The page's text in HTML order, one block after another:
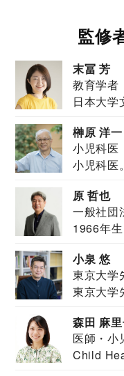
監修
末冨 芳
教育学者
日本大学
榊原 洋一
小児科医
小児科医
原 哲也
一般社団
JAPAN
1966年
小泉 悠
東京大学
東京大学
森田 麻
医師・小
Child